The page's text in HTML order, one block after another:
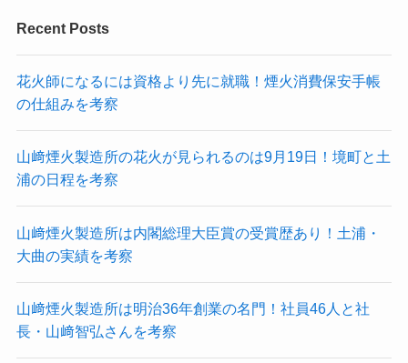
Recent Posts
花火師になるには資格より先に就職！煙火消費保安手帳
の仕組みを考察
山﨑煙火製造所の花火が見られるのは9月19日！境町と土
浦の日程を考察
山﨑煙火製造所は内閣総理大臣賞の受賞歴あり！土浦・
大曲の実績を考察
山﨑煙火製造所は明治36年創業の名門！社員46人と社
長・山﨑智弘さんを考察